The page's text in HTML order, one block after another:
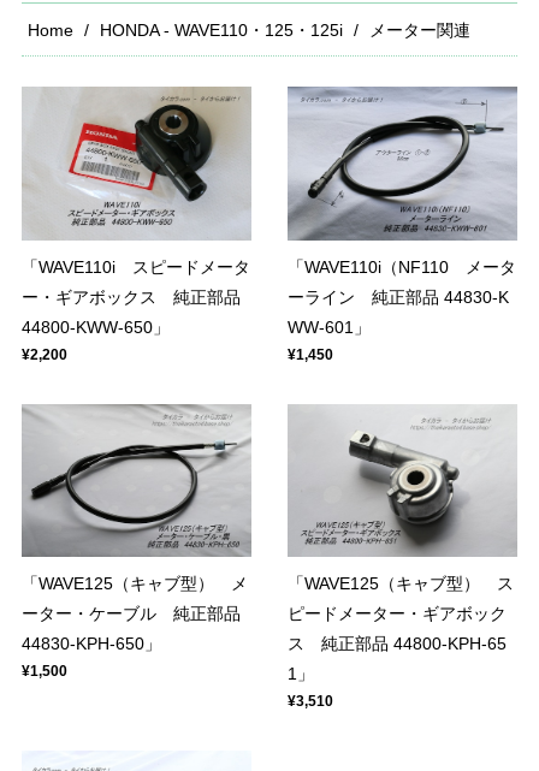
Home HONDA - WAVE110・125・125i メーター関連
「WAVE110i スピードメータ
ー・ギアボックス 純正部品
44800-KWW-650」
¥2,200
「WAVE110i（NF110 メータ
ーライン 純正部品 44830-K
WW-601」
¥1,450
「WAVE125（キャブ型） メ
ーター・ケーブル 純正部品
44830-KPH-650」
¥1,500
「WAVE125（キャブ型） ス
ピードメーター・ギアボック
ス 純正部品 44800-KPH-65
1」
¥3,510